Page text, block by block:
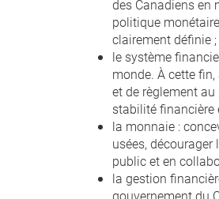
des Canadiens en
politique
clairement définie ;
le système
monde. À cette
et de règlement
stabilité financière
la monnaie :
usées,
public et en
la gestion
gouvernement du